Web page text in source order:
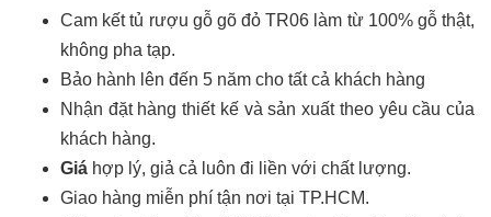
Cam kết tủ rượu gỗ gõ đỏ TR06 làm từ 100% gỗ thật,
không pha tạp.
Bảo hành lên đến 5 năm cho tất cả khách hàng
Nhận đặt hàng thiết kế và sản xuất theo yêu cầu của
khách hàng.
Giá hợp lý, giả cả luôn đi liền với chất lượng.
Giao hàng miễn phí tận nơi tại TP.HCM.